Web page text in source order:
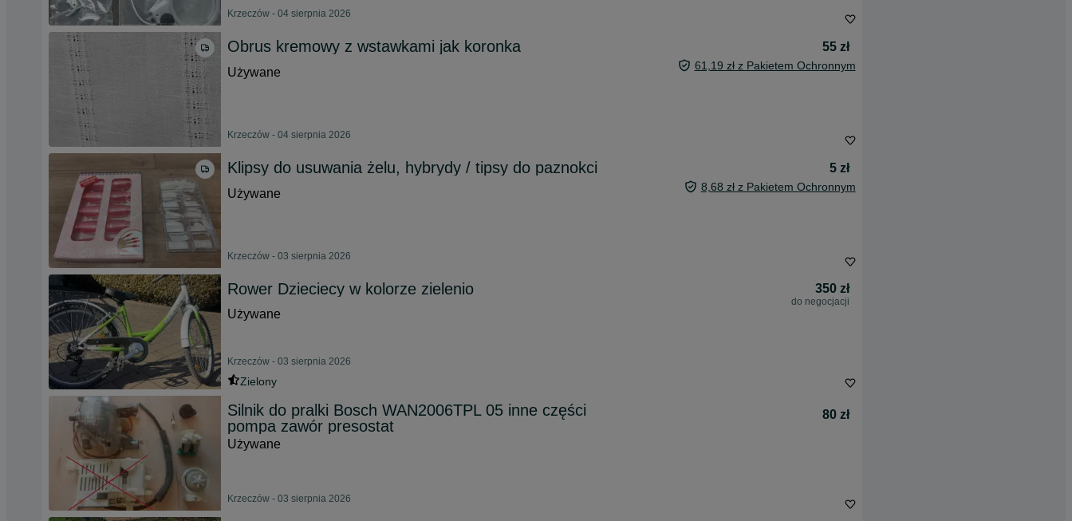
Krzeczów - 04 sierpnia 2026
Obrus kremowy z wstawkami jak koronka
55 zł
Używane
61,19 zł z Pakietem Ochronnym
Krzeczów - 04 sierpnia 2026
Klipsy do usuwania żelu, hybrydy / tipsy do paznokci
5 zł
Używane
8,68 zł z Pakietem Ochronnym
Krzeczów - 03 sierpnia 2026
Rower Dzieciecy w kolorze zielenio 350 zł
do negocjacji
Używane
Krzeczów - 03 sierpnia 2026
Zielony
Silnik do pralki Bosch WAN2006TPL 05 inne części
pompa zawór presostat
80 zł
Używane
Krzeczów - 03 sierpnia 2026